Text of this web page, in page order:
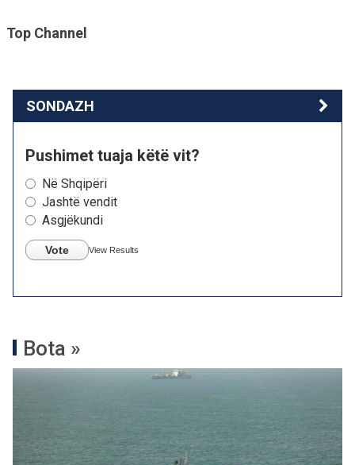
Top Channel
SONDAZH
Pushimet tuaja këtë vit?
Në Shqipëri
Jashtë vendit
Asgjëkundi
Vote View Results
Bota »